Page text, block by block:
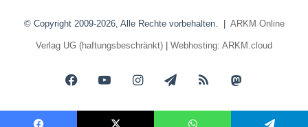
© Copyright 2009-2026, Alle Rechte vorbehalten. | ARKM Online
Verlag UG (haftungsbeschränkt) | Webhosting: ARKM.cloud
FacebookYouTubeInstagramTelegramRSS